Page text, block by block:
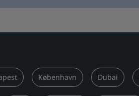
København Dubai